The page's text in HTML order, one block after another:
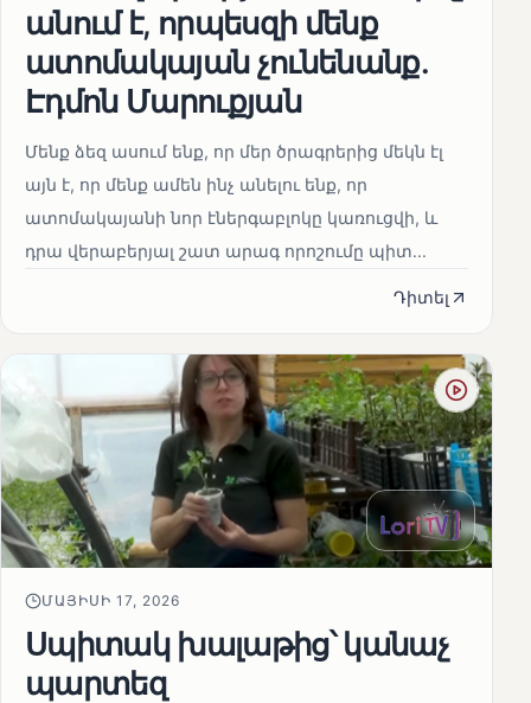
անում է, որպեսզի մենք
ատոմակայան չունենանք․
Էդմոն Մարուքյան
Մենք ձեզ ասում ենք, որ մեր ծրագրերից մեկն էլ
այն է, որ մենք ամեն ինչ անելու ենք, որ
ատոմակայանի նոր էներգաբլոկը կառուցվի, և
դրա վերաբերյալ շատ արագ որոշումը պիտ...
Դիտել
ՄԱՅԻՍԻ 17, 2026
Սպիտակ խալաթից՝ կանաչ
պարտեզ